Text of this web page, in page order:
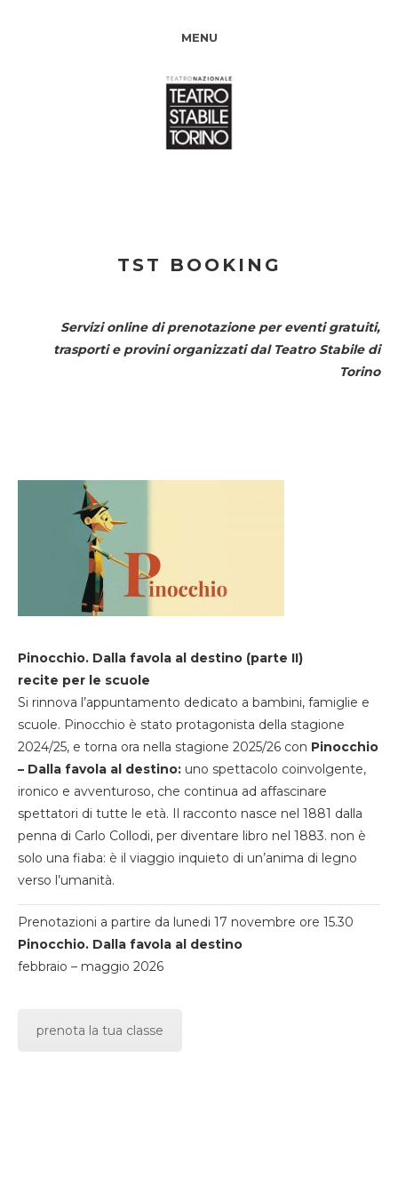
MENU
TST BOOKING
Servizi online di prenotazione per eventi gratuiti,
trasporti e provini organizzati dal Teatro Stabile di
Torino
Pinocchio. Dalla favola al destino (parte II)
recite per le scuole
Si rinnova l’appuntamento dedicato a bambini, famiglie e
scuole. Pinocchio è stato protagonista della stagione
2024/25, e torna ora nella stagione 2025/26 con Pinocchio
– Dalla favola al destino: uno spettacolo coinvolgente,
ironico e avventuroso, che continua ad affascinare
spettatori di tutte le età. Il racconto nasce nel 1881 dalla
penna di Carlo Collodi, per diventare libro nel 1883. non è
solo una fiaba: è il viaggio inquieto di un’anima di legno
verso l’umanità.
Prenotazioni a partire da lunedi 17 novembre ore 15.30
Pinocchio. Dalla favola al destino
febbraio – maggio 2026
prenota la tua classe